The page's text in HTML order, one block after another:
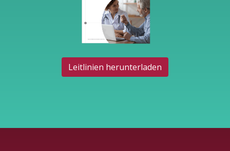
Leitlinien herunterladen